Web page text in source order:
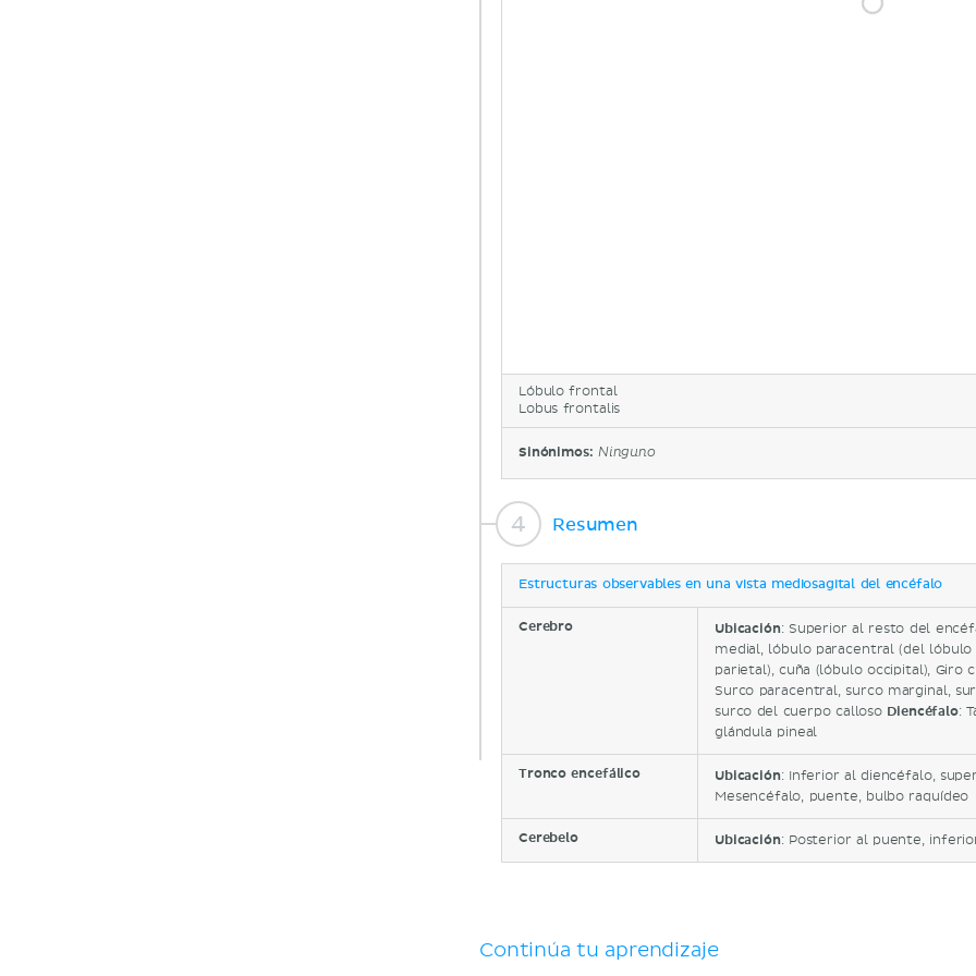
Lóbulo frontal
Lobus frontalis
Sinónimos: Ninguno
Resumen
Estructuras observables en una vista mediosagital del encéfalo
Cerebro Ubicación: Superior al resto del
medial, lóbulo paracentral (del
parietal), cuña (lóbulo occipital), Giro
Surco paracentral, surco marginal,
surco del cuerpo calloso Diencéfalo:
glándula pineal
Tronco encefálico Ubicación: Inferior al diencéfalo,
Mesencéfalo, puente, bulbo raquídeo
Cerebelo Ubicación: Posterior al puente,
Continúa tu aprendizaje